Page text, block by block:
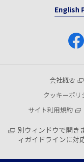
English
会社概要
クッキーポリ
サイト利用規約
別ウィンドウで開き
ィガイドラインに対